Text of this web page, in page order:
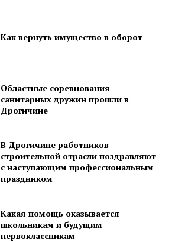
Как вернуть имущество в оборот
Областные соревнования
санитарных дружин прошли в
Дрогичине
В Дрогичине работников
строительной отрасли поздравляют
с наступающим профессиональным
праздником
Какая помощь оказывается
школьникам и будущим
первоклассникам